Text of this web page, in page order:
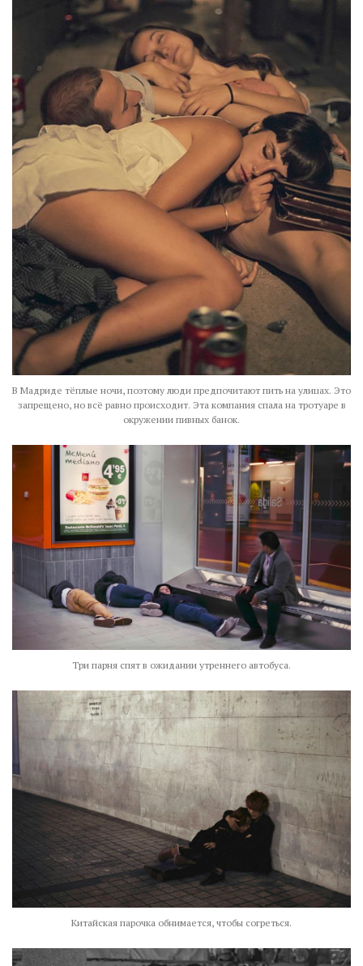
В Мадриде тёплые ночи, поэтому люди предпочитают пить на улицах. Это
запрещено, но всё равно происходит. Эта компания спала на тротуаре в
окружении пивных банок.
Три парня спят в ожидании утреннего автобуса.
Китайская парочка обнимается, чтобы согреться.